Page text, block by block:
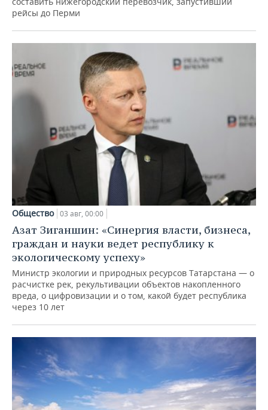
рейсы до Перми
Общество 03 авг, 00:00
Азат Зиганшин: «Синергия власти, бизнеса,
граждан и науки ведет республику к
экологическому успеху»
Министр экологии и природных ресурсов Татарстана — о
расчистке рек, рекультивации объектов накопленного
вреда, о цифровизации и о том, какой будет республика
через 10 лет